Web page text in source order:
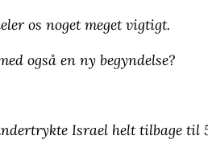
os noget meget vigtigt.
også en ny begyndelse?
Israel helt tilbage